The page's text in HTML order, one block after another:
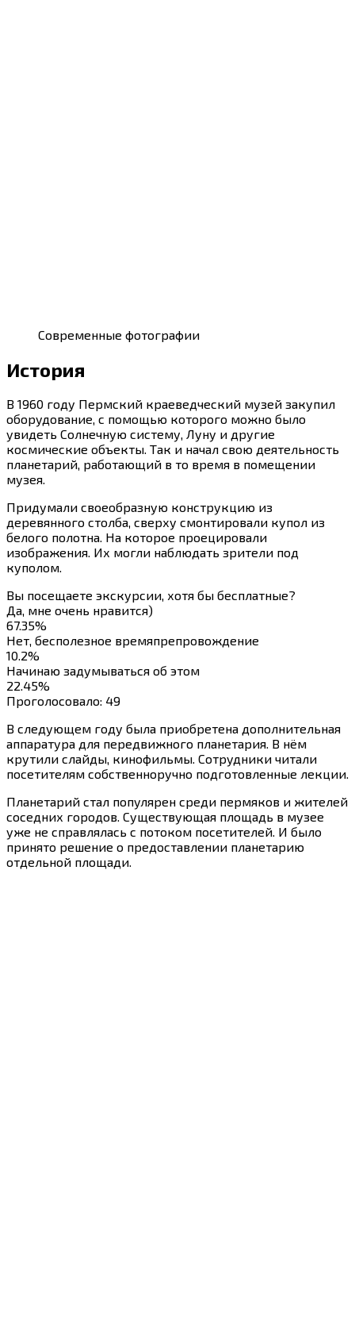
Современные фотографии
История
В 1960 году Пермский краеведческий музей закупил
оборудование, с помощью которого можно было
увидеть Солнечную систему, Луну и другие
космические объекты. Так и начал свою деятельность
планетарий, работающий в то время в помещении
музея.
Придумали своеобразную конструкцию из
деревянного столба, сверху смонтировали купол из
белого полотна. На которое проецировали
изображения. Их могли наблюдать зрители под
куполом.
Вы посещаете экскурсии, хотя бы бесплатные?
Да, мне очень нравится)
67.35%
Нет, бесполезное времяпрепровождение
10.2%
Начинаю задумываться об этом
22.45%
Проголосовало: 49
В следующем году была приобретена дополнительная
аппаратура для передвижного планетария. В нём
крутили слайды, кинофильмы. Сотрудники читали
посетителям собственноручно подготовленные лекции.
Планетарий стал популярен среди пермяков и жителей
соседних городов. Существующая площадь в музее
уже не справлялась с потоком посетителей. И было
принято решение о предоставлении планетарию
отдельной площади.